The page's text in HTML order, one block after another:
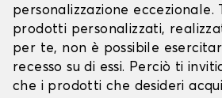
personalizzazione eccezionale.
prodotti personalizzati,
per te, non è possibile
recesso su di essi. Perciò ti
che i prodotti che desideri